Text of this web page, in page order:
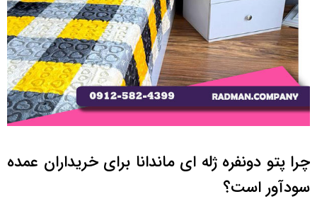
چرا پتو دونفره ژله ای ماندانا برای خریداران عمده
سودآور است؟